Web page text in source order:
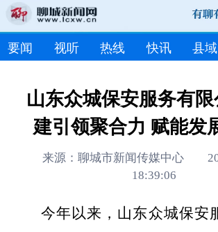
要闻 视听 热线 快讯 县域
山东众城保安服务有
建引领聚合力 赋能发
来源：聊城市新闻传媒中心
18:39:06
今年以来，山东众城保安